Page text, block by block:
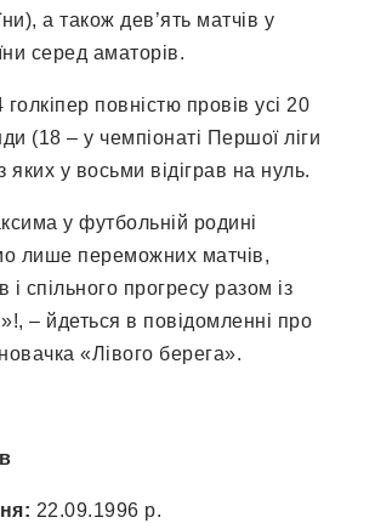
а також дев’ять матчів у
серед аматорів.
повністю провів усі 20
(18 – у чемпіонаті Першої ліги
яких у восьми відіграв на нуль.
у футбольній родині
лише переможних матчів,
і спільного прогресу разом із
– йдеться в повідомленні про
«Лівого берега».
22.09.1996 р.